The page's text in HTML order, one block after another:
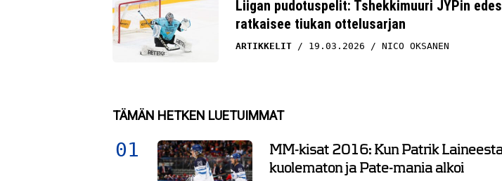
Liigan pudotuspelit: Tshekkimuuri JYPin
ratkaisee tiukan ottelusarjan
ARTIKKELIT 19.03.2026 NICO OKSANEN
TÄMÄN HETKEN LUETUIMMAT
MM-kisat 2016: Kun Patrik
kuolematon ja Pate-mania alkoi